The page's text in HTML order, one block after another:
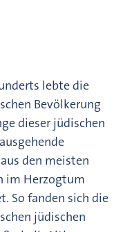
lebte die
Bevölkerung
dieser jüdischen
den meisten
im Herzogtum
So fanden sich die
jüdischen